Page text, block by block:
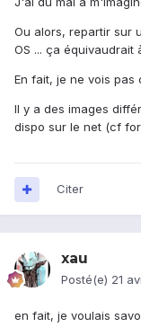
Ou alors, repartir sur
OS ... ça équivaudrait
En fait, je ne vois
Il y a des images
dispo sur le net (cf
Citer
xau
Posté(e) 21
en fait, je voulais